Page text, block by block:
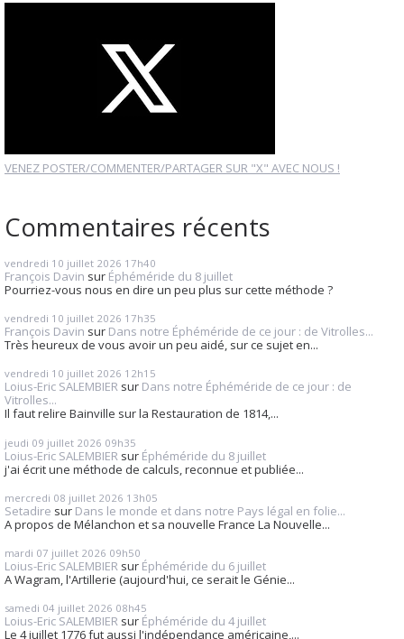
VENEZ POSTER/COMMENTER/PARTAGER SUR "X" AVEC NOUS !
Commentaires récents
vendredi 10 juillet 2026 17h40
François Davin sur Éphéméride du 8 juillet
Pourriez-vous nous en dire un peu plus sur cette méthode ?
vendredi 10 juillet 2026 17h35
François Davin sur Dans notre Éphéméride de ce jour : de Vitrolles...
Très heureux de vous avoir un peu aidé, sur ce sujet en...
vendredi 10 juillet 2026 12h15
Loius-Eric SALEMBIER sur Dans notre Éphéméride de ce jour : de
Vitrolles...
Il faut relire Bainville sur la Restauration de 1814,...
jeudi 09 juillet 2026 09h35
Loius-Eric SALEMBIER sur Éphéméride du 8 juillet
j'ai écrit une méthode de calculs, reconnue et publiée...
mercredi 08 juillet 2026 13h05
Setadire sur Dans le monde et dans notre Pays légal en folie...
A propos de Mélanchon et sa nouvelle France La Nouvelle...
mardi 07 juillet 2026 09h50
Loius-Eric SALEMBIER sur Éphéméride du 6 juillet
A Wagram, l'Artillerie (aujourd'hui, ce serait le Génie...
samedi 04 juillet 2026 08h45
Loius-Eric SALEMBIER sur Éphéméride du 4 juillet
Le 4 juillet 1776 fut aussi l'indépendance américaine,...